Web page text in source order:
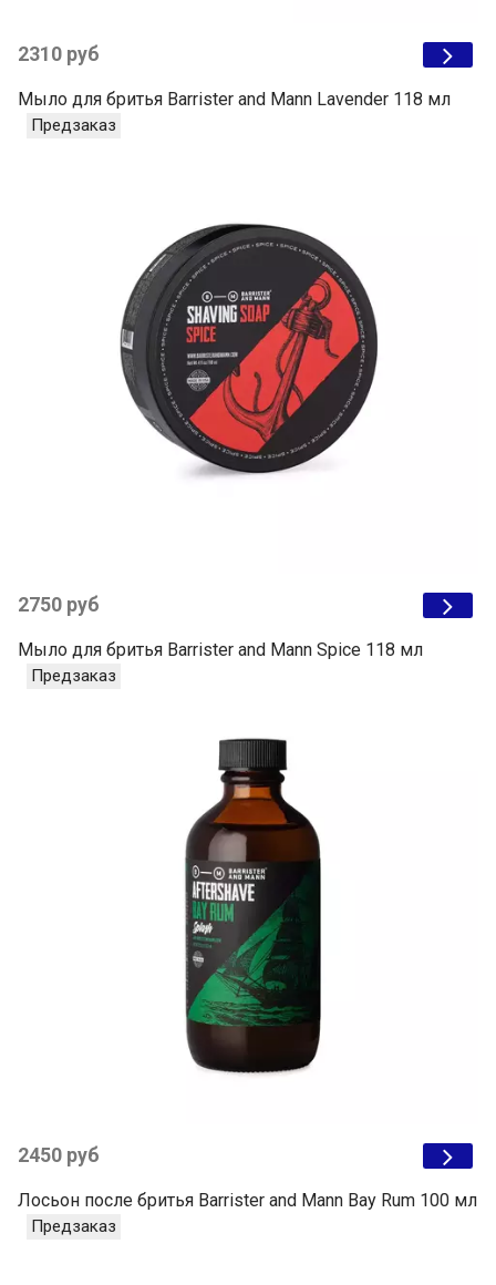
2310 руб
Мыло для бритья Barrister and Mann Lavender 118 мл
Предзаказ
2750 руб
Мыло для бритья Barrister and Mann Spice 118 мл
Предзаказ
2450 руб
Лосьон после бритья Barrister and Mann Bay Rum 100 мл
Предзаказ